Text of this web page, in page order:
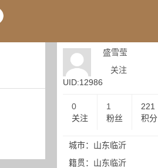
UID:12986
盛雪莹
关注
0
关注
1
粉丝
221
积分
城市：山东临沂
籍贯：山东临沂